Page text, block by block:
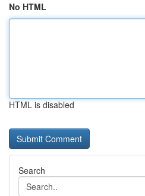
No HTML
HTML is disabled
Search